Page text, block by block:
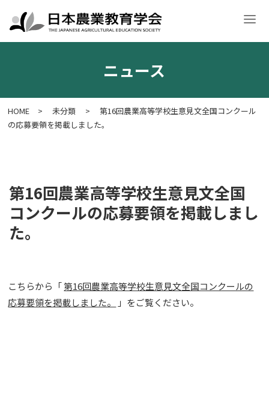
学会案内 入会・各種申請 学術大会 学会誌・刊行物 意見文
ニュース
HOME > 未分類 >
第16回農業高等学校生意見文全国コンクール
の応募要領を掲載しました。
第16回農業高等学校生意見文全国
コンクールの応募要領を掲載しまし
た。
こちらから「第16回農業高等学校生意見文全国コンクールの
応募要領を掲載しました。
」をご覧ください。